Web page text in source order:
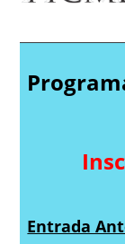
Entrada